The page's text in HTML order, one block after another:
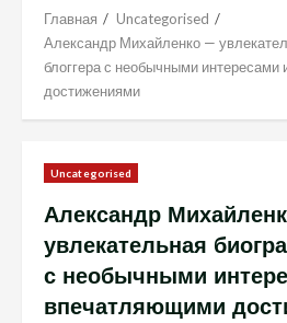
Главная
Uncategorised
Александр Михайленко —
блоггера с необычными
достижениями
Uncategorised
Александр
увлекательная
с необычными
впечатляющими